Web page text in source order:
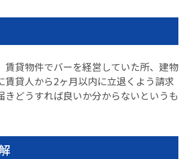
賃貸物件でバーを経営していた所、建物
賃貸人から2ヶ月以内に立退くよう請求
きどうすれば良いか分からないというも